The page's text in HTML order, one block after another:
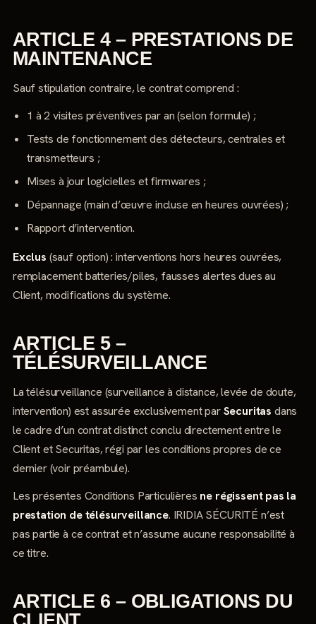
ARTICLE 4 – PRESTATIONS DE
MAINTENANCE
Sauf stipulation contraire, le contrat comprend :
1 à 2 visites préventives par an (selon formule) ;
Tests de fonctionnement des détecteurs, centrales et
transmetteurs ;
Mises à jour logicielles et firmwares ;
Dépannage (main d’œuvre incluse en heures ouvrées) ;
Rapport d’intervention.
Exclus (sauf option) : interventions hors heures ouvrées,
remplacement batteries/piles, fausses alertes dues au
Client, modifications du système.
ARTICLE 5 –
TÉLÉSURVEILLANCE
La télésurveillance (surveillance à distance, levée de doute,
intervention) est assurée exclusivement parSecuritas dans
le cadre d’un contrat distinct conclu directement entre le
Client et Securitas, régi par les conditions propres de ce
dernier (voir préambule).
Les présentes Conditions Particulières ne régissent pas la
prestation de télésurveillance. IRIDIA SÉCURITÉ n’est
pas partie à ce contrat et n’assume aucune responsabilité à
ce titre.
ARTICLE 6 – OBLIGATIONS DU